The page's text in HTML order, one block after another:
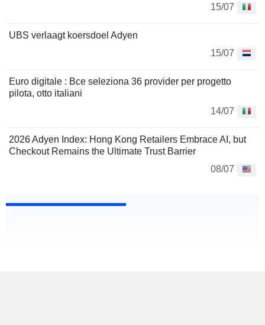
15/07
UBS verlaagt koersdoel Adyen
15/07
Euro digitale : Bce seleziona 36 provider per progetto
pilota, otto italiani
14/07
2026 Adyen Index: Hong Kong Retailers Embrace AI, but
Checkout Remains the Ultimate Trust Barrier
08/07